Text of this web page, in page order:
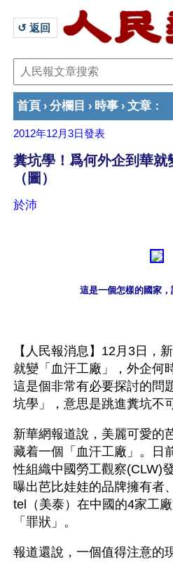
↺ 返回
首頁 › 分欄目 › 時事 › 文章 ：
2012年12月3日發表
糞坑學！爲何外企到華就
（圖）
於沛
這是一個怎樣的國家，
【人民報消息】12月3日，
就變「血汗工廠」，外企何
這是個非常有必要探討的問
坑學」，意思是跳進糞坑不
新華網報道說，美麗可愛的
藏着一個「血汗工廠」。日
性組織中國勞工觀察(CLW)
曝出芭比娃娃的品牌擁有者
tel（美泰）在中國的4家工
「罪狀」。
報道還說，一個值得注意的